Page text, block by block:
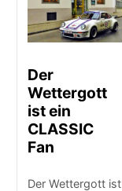
Der
Wettergott
ist ein
CLASSIC
Fan
Der Wettergott ist